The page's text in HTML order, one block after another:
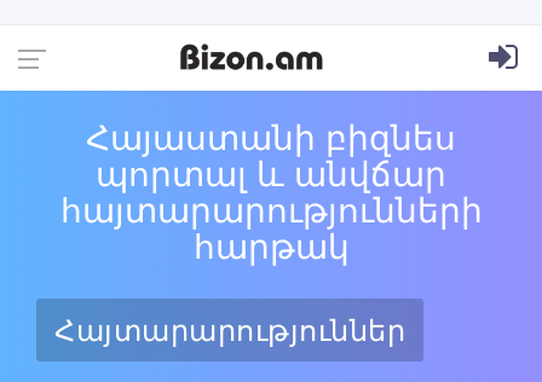
Հայաստանի բիզնես
պորտալ և անվճար
հայտարարությունների
հարթակ
Հայտարարություններ